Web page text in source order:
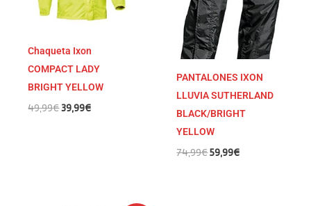
Chaqueta Ixon
COMPACT LADY
BRIGHT YELLOW
49,99€39,99€
PANTALONES IXON
LLUVIA SUTHERLAND
BLACK/BRIGHT
YELLOW
74,99€59,99€